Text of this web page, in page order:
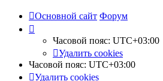
Основной сайт Форум
Часовой пояс: UTC+03:00
Удалить cookies
Часовой пояс: UTC+03:00
Удалить cookies